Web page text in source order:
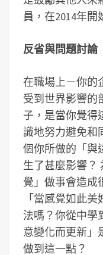
員，在2014年開
反省與問題討論
在職場上－你的
受到世界影響的
子，是當你覺得
識地努力避免和
個你所做的「與
生了甚麼影響？
覺」做事會造成
「當感覺如此
法嗎？你從中學
意變化而更新」
做到這一點？